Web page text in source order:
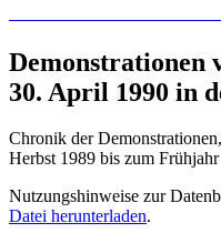
Demonstrationen
30. April 1990 in
Chronik der
Herbst 1989 bis zum
Nutzungshinweise zur
Datei herunterladen.